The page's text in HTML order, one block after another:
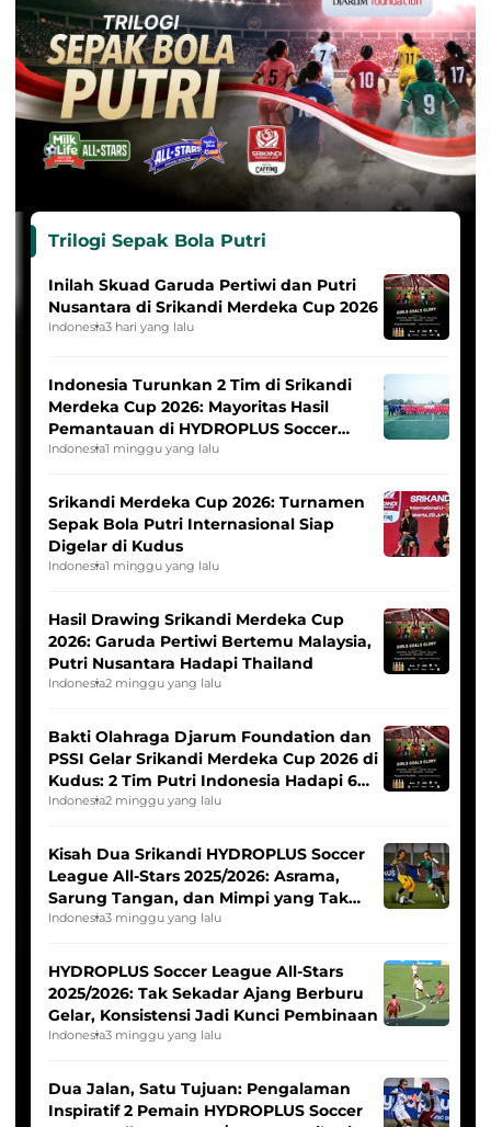
Trilogi Sepak Bola Putri
Inilah Skuad Garuda Pertiwi dan Putri
Nusantara di Srikandi Merdeka Cup 2026
Indonesia3 hari yang lalu
Indonesia Turunkan 2 Tim di Srikandi
Merdeka Cup 2026: Mayoritas Hasil
Pemantauan di HYDROPLUS Soccer
League
Indonesia1 minggu yang lalu
Srikandi Merdeka Cup 2026: Turnamen
Sepak Bola Putri Internasional Siap
Digelar di Kudus
Indonesia1 minggu yang lalu
Hasil Drawing Srikandi Merdeka Cup
2026: Garuda Pertiwi Bertemu Malaysia,
Putri Nusantara Hadapi Thailand
Indonesia2 minggu yang lalu
Bakti Olahraga Djarum Foundation dan
PSSI Gelar Srikandi Merdeka Cup 2026 di
Kudus: 2 Tim Putri Indonesia Hadapi 6
Tim Asia
Indonesia2 minggu yang lalu
Kisah Dua Srikandi HYDROPLUS Soccer
League All-Stars 2025/2026: Asrama,
Sarung Tangan, dan Mimpi yang Tak
Pernah Padam
Indonesia3 minggu yang lalu
HYDROPLUS Soccer League All-Stars
2025/2026: Tak Sekadar Ajang Berburu
Gelar, Konsistensi Jadi Kunci Pembinaan
Indonesia3 minggu yang lalu
Dua Jalan, Satu Tujuan: Pengalaman
Inspiratif 2 Pemain HYDROPLUS Soccer